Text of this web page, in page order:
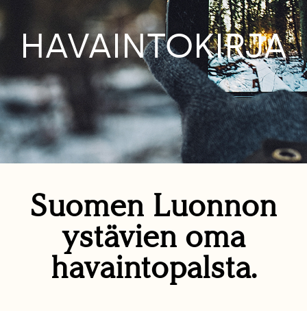
HAVAINTOKIRJA
Suomen Luonnon
ystävien oma
havaintopalsta.